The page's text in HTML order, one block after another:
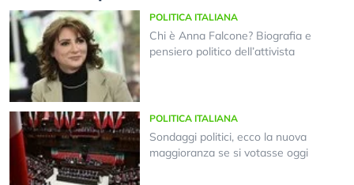
POLITICA ITALIANA
Chi è Anna Falcone? Biografia e
pensiero politico dell’attivista
POLITICA ITALIANA
Sondaggi politici, ecco la nuova
maggioranza se si votasse oggi